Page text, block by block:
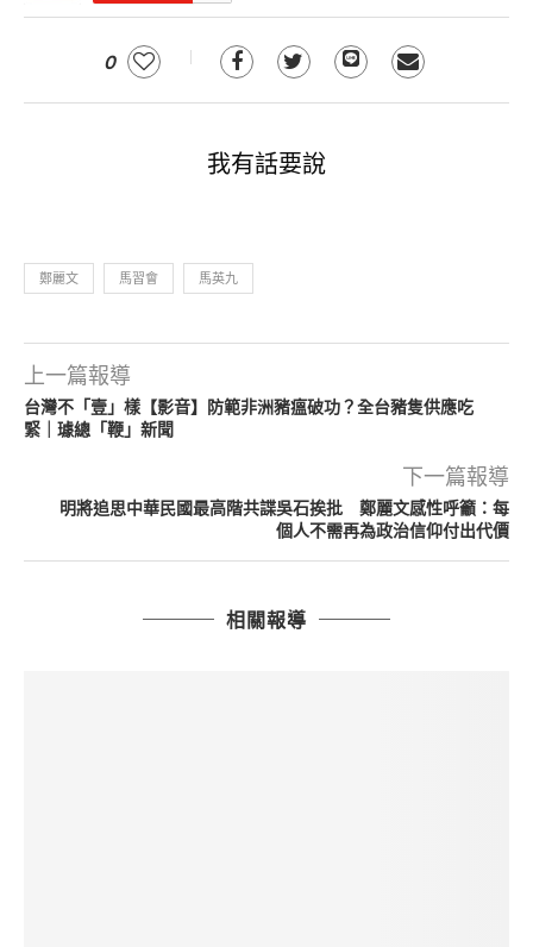
0
我有話要說
鄭麗文 馬習會 馬英九
上一篇報導
台灣不「壹」樣【影音】防範非洲豬瘟破功？全台豬隻供應吃
緊｜璩總「鞭」新聞
下一篇報導
明將追思中華民國最高階共諜吳石挨批 鄭麗文感性呼籲：每
個人不需再為政治信仰付出代價
相關報導